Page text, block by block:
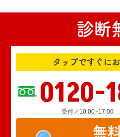
診断
タップですぐに
0120-
受付／10:00~17:00
無